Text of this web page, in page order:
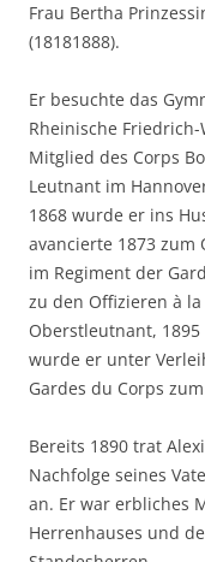
Frau Bertha
(18181888).
Er besuchte das
Rheinische
Mitglied des Corps
Leutnant im
1868 wurde er ins
avancierte 1873
im Regiment der
zu den Offizieren à
Oberstleutnant,
wurde er unter
Gardes du Corps
Bereits 1890 trat
Nachfolge seines
an. Er war erbliches
Herrenhauses und